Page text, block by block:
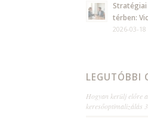
térben:
2026-03-18
LEGUTÓBBI
Hogyan kerülj előre
keresőoptimalizálás